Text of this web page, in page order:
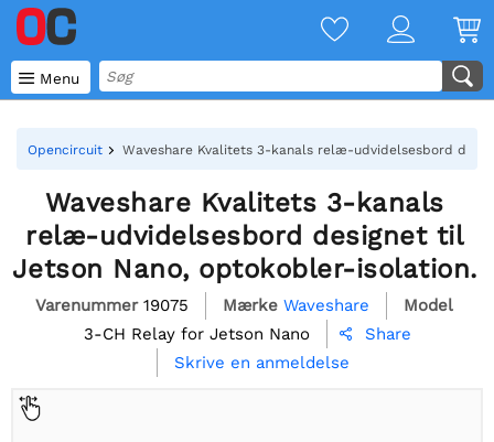
 Menu
Opencircuit Waveshare Kvalitets 3-kanals relæ-udvidelsesbord
Waveshare Kvalitets 3-kanals
relæ-udvidelsesbord designet til
Jetson Nano, optokobler-isolation.
Varenummer 19075 Mærke Waveshare
Model
3-CH Relay for Jetson Nano

Share
Skrive en anmeldelse